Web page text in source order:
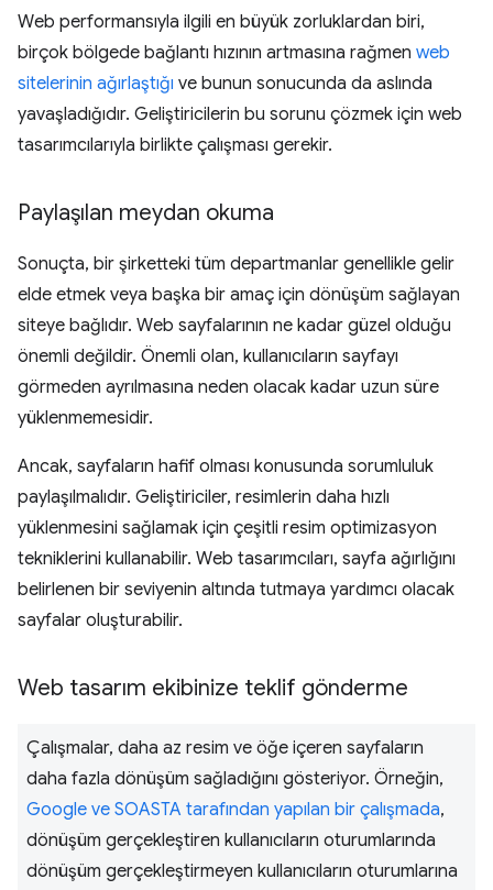
Web performansıyla ilgili en büyük zorluklardan biri,
birçok bölgede bağlantı hızının artmasına rağmen web
sitelerinin ağırlaştığı ve bunun sonucunda da aslında
yavaşladığıdır. Geliştiricilerin bu sorunu çözmek için web
tasarımcılarıyla birlikte çalışması gerekir.
Paylaşılan meydan okuma
Sonuçta, bir şirketteki tüm departmanlar genellikle gelir
elde etmek veya başka bir amaç için dönüşüm sağlayan
siteye bağlıdır. Web sayfalarının ne kadar güzel olduğu
önemli değildir. Önemli olan, kullanıcıların sayfayı
görmeden ayrılmasına neden olacak kadar uzun süre
yüklenmemesidir.
Ancak, sayfaların hafif olması konusunda sorumluluk
paylaşılmalıdır. Geliştiriciler, resimlerin daha hızlı
yüklenmesini sağlamak için çeşitli resim optimizasyon
tekniklerini kullanabilir. Web tasarımcıları, sayfa ağırlığını
belirlenen bir seviyenin altında tutmaya yardımcı olacak
sayfalar oluşturabilir.
Web tasarım ekibinize teklif gönderme
Çalışmalar, daha az resim ve öğe içeren sayfaların
daha fazla dönüşüm sağladığını gösteriyor. Örneğin,
Google ve SOASTA tarafından yapılan bir çalışmada,
dönüşüm gerçekleştiren kullanıcıların oturumlarında
dönüşüm gerçekleştirmeyen kullanıcıların oturumlarına